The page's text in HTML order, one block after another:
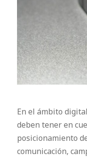
En el ámbito
deben tener en
posicionamiento
comunicación,